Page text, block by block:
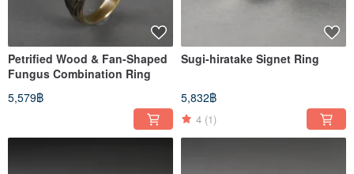
Petrified Wood & Fan-Shaped
Fungus Combination Ring
5,579฿
Sugi-hiratake Signet Ring
5,832฿
4 (1)